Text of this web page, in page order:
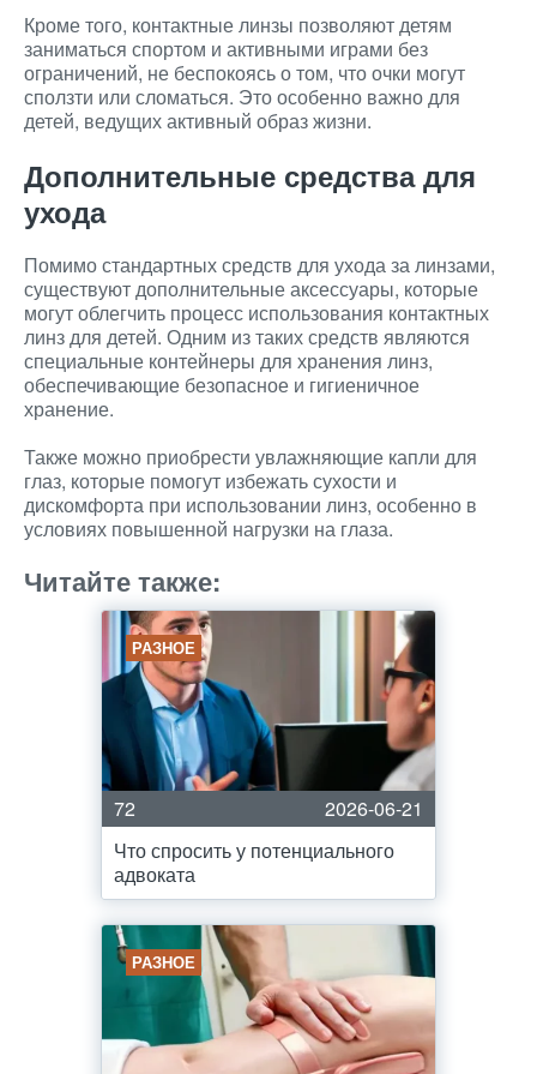
Кроме того, контактные линзы позволяют детям
заниматься спортом и активными играми без
ограничений, не беспокоясь о том, что очки могут
сползти или сломаться. Это особенно важно для
детей, ведущих активный образ жизни.
Дополнительные средства для
ухода
Помимо стандартных средств для ухода за линзами,
существуют дополнительные аксессуары, которые
могут облегчить процесс использования контактных
линз для детей. Одним из таких средств являются
специальные контейнеры для хранения линз,
обеспечивающие безопасное и гигиеничное
хранение.
Также можно приобрести увлажняющие капли для
глаз, которые помогут избежать сухости и
дискомфорта при использовании линз, особенно в
условиях повышенной нагрузки на глаза.
Читайте также:
РАЗНОЕ
72
2026-06-21
Что спросить у потенциального
адвоката
РАЗНОЕ